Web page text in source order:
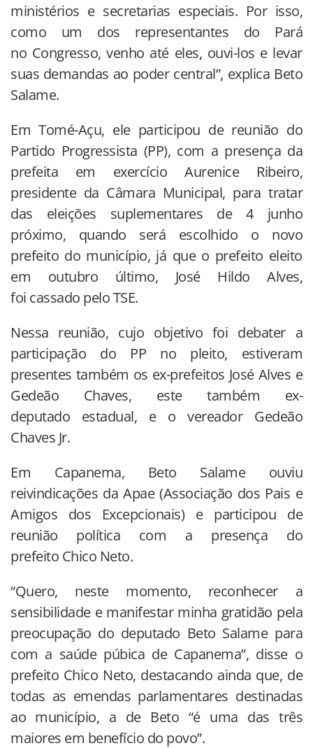
ministérios e secretarias especiais. Por isso,
como um dos representantes do Pará
no Congresso, venho até eles, ouvi-los e levar
suas demandas ao poder central”, explica Beto
Salame.
Em Tomé-Açu, ele participou de reunião do
Partido Progressista (PP), com a presença da
prefeita em exercício Aurenice Ribeiro,
presidente da Câmara Municipal, para tratar
das eleições suplementares de 4 junho
próximo, quando será escolhido o novo
prefeito do município, já que o prefeito eleito
em outubro último, José Hildo Alves,
foi cassado pelo TSE.
Nessa reunião, cujo objetivo foi debater a
participação do PP no pleito, estiveram
presentes também os ex-prefeitos José Alves e
Gedeão Chaves, este também ex-
deputado estadual, e o vereador Gedeão
Chaves Jr.
Em Capanema, Beto Salame ouviu
reivindicações da Apae (Associação dos Pais e
Amigos dos Excepcionais) e participou de
reunião política com a presença do
prefeito Chico Neto.
“Quero, neste momento, reconhecer a
sensibilidade e manifestar minha gratidão pela
preocupação do deputado Beto Salame para
com a saúde púbica de Capanema”, disse o
prefeito Chico Neto, destacando ainda que, de
todas as emendas parlamentares destinadas
ao município, a de Beto “é uma das três
maiores em benefício do povo”.